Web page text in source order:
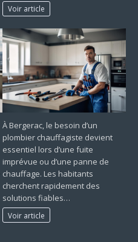
Voir article
À Bergerac, le besoin d’un
plombier chauffagiste devient
essentiel lors d’une fuite
imprévue ou d’une panne de
chauffage. Les habitants
cherchent rapidement des
solutions fiables…
Voir article